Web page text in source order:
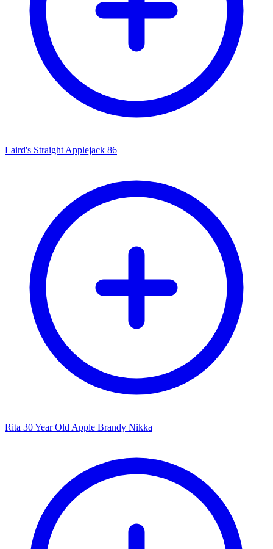
Laird's Straight Applejack 86
Rita 30 Year Old Apple Brandy Nikka